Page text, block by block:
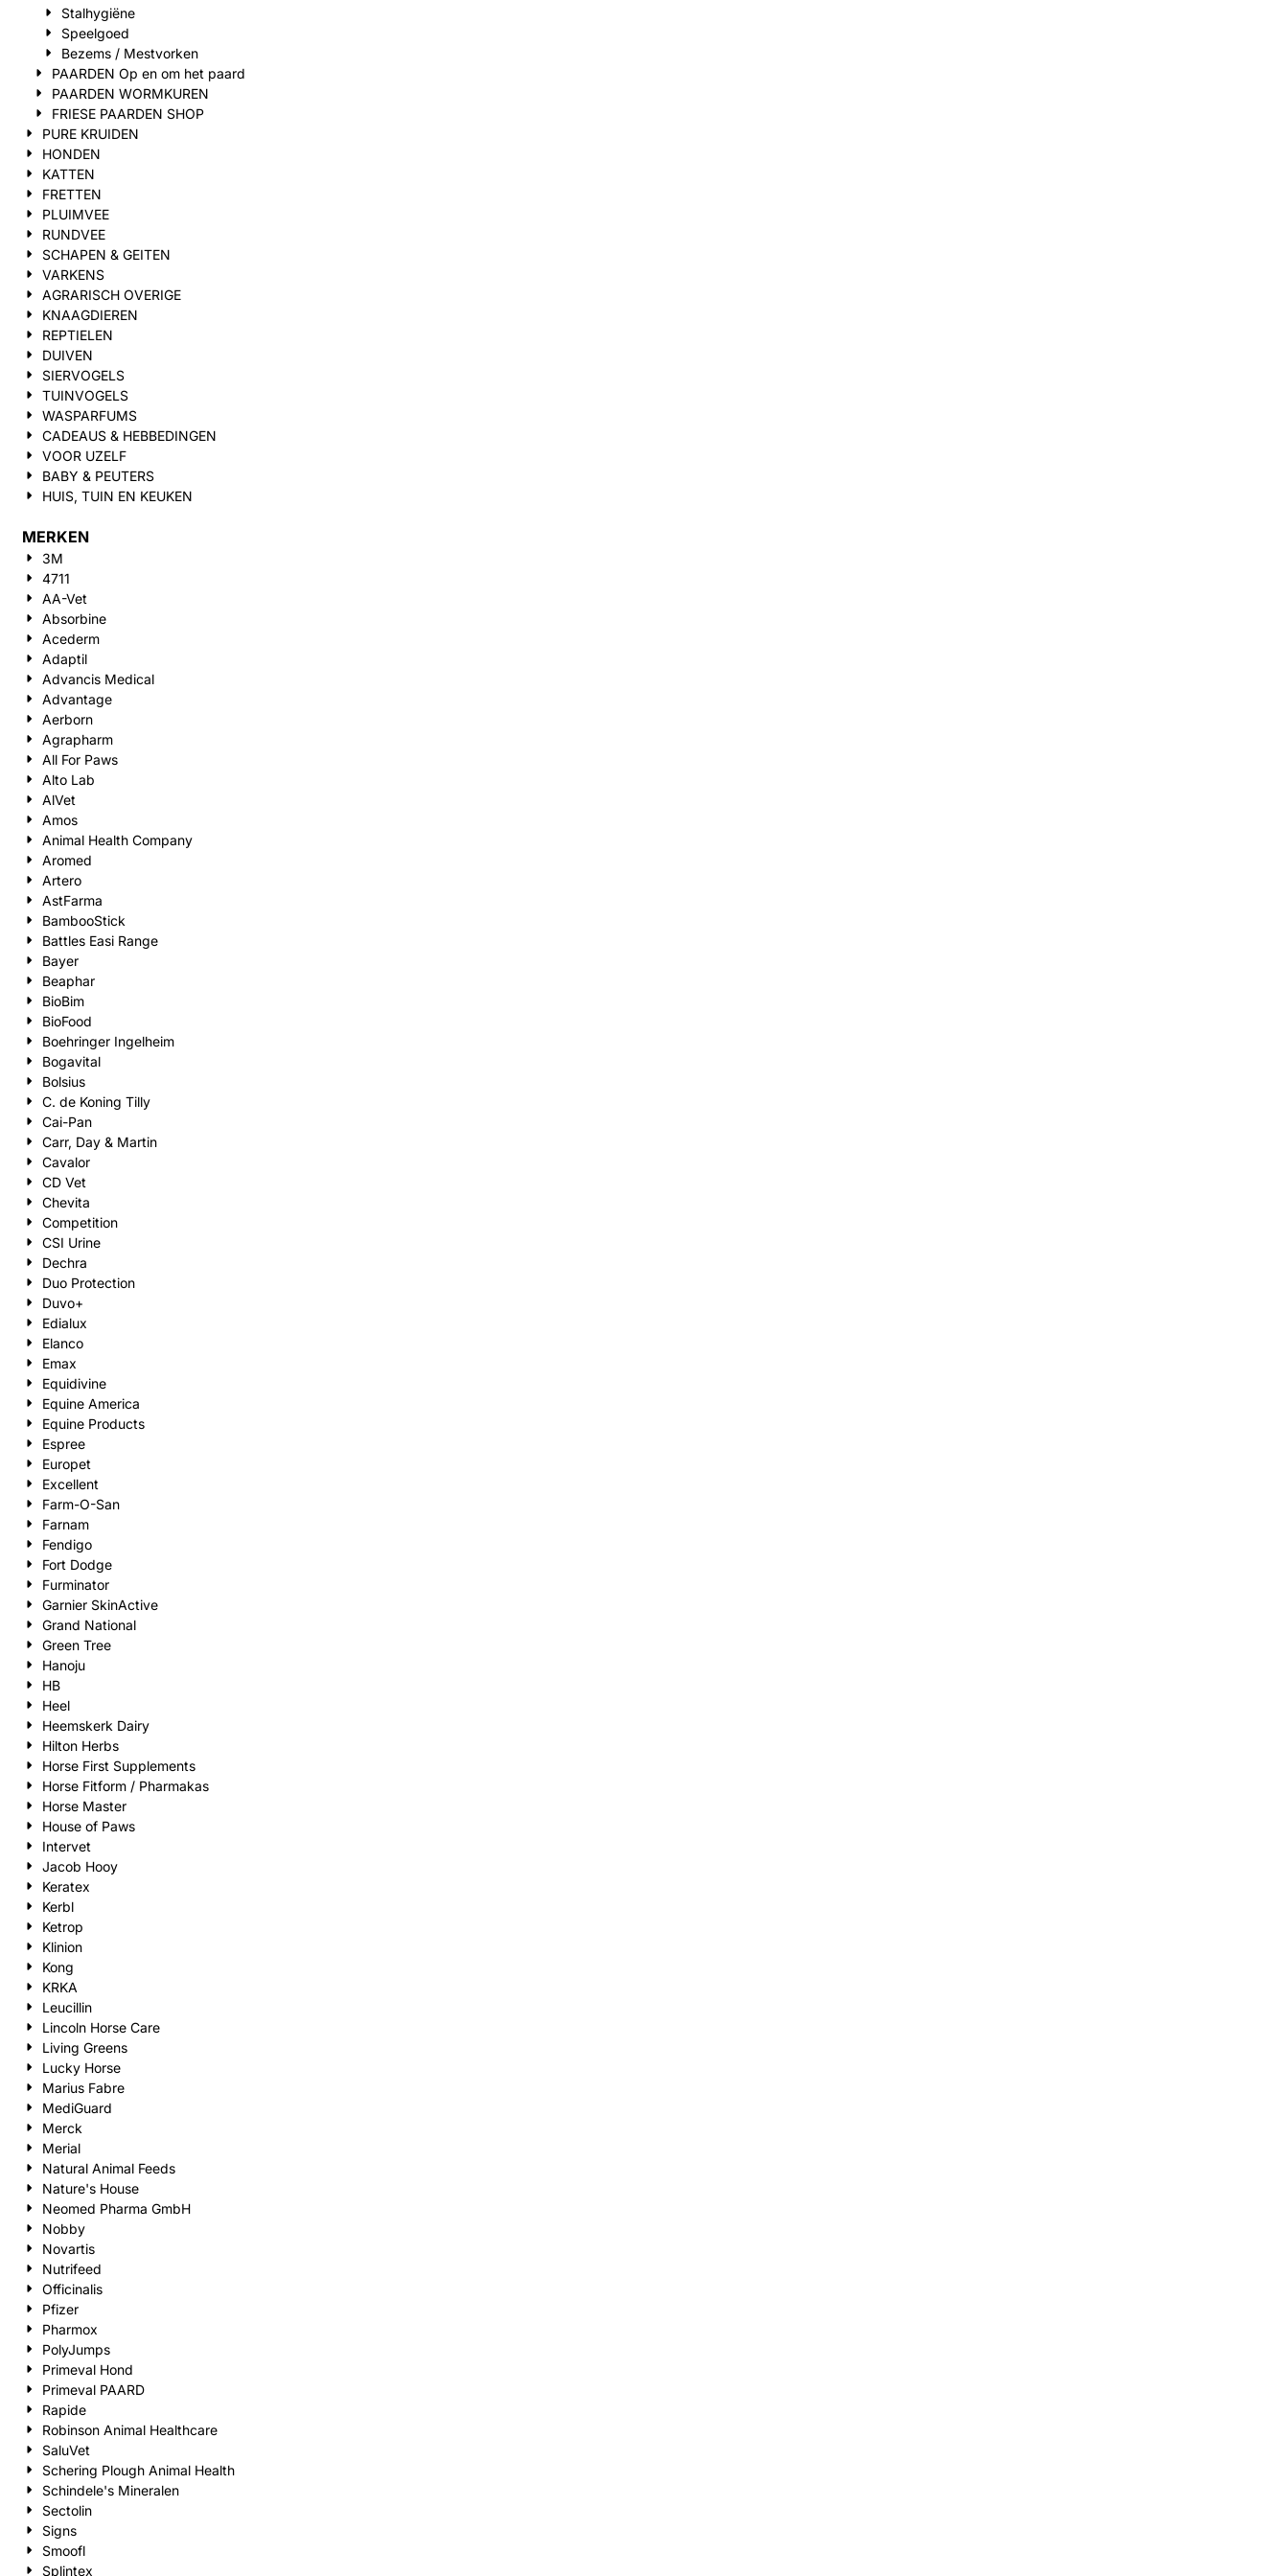
Stalhygiëne
Speelgoed
Bezems / Mestvorken
PAARDEN Op en om het paard
PAARDEN WORMKUREN
FRIESE PAARDEN SHOP
PURE KRUIDEN
HONDEN
KATTEN
FRETTEN
PLUIMVEE
RUNDVEE
SCHAPEN & GEITEN
VARKENS
AGRARISCH OVERIGE
KNAAGDIEREN
REPTIELEN
DUIVEN
SIERVOGELS
TUINVOGELS
WASPARFUMS
CADEAUS & HEBBEDINGEN
VOOR UZELF
BABY & PEUTERS
HUIS, TUIN EN KEUKEN
MERKEN
3M
4711
AA-Vet
Absorbine
Acederm
Adaptil
Advancis Medical
Advantage
Aerborn
Agrapharm
All For Paws
Alto Lab
AlVet
Amos
Animal Health Company
Aromed
Artero
AstFarma
BambooStick
Battles Easi Range
Bayer
Beaphar
BioBim
BioFood
Boehringer Ingelheim
Bogavital
Bolsius
C. de Koning Tilly
Cai-Pan
Carr, Day & Martin
Cavalor
CD Vet
Chevita
Competition
CSI Urine
Dechra
Duo Protection
Duvo+
Edialux
Elanco
Emax
Equidivine
Equine America
Equine Products
Espree
Europet
Excellent
Farm-O-San
Farnam
Fendigo
Fort Dodge
Furminator
Garnier SkinActive
Grand National
Green Tree
Hanoju
HB
Heel
Heemskerk Dairy
Hilton Herbs
Horse First Supplements
Horse Fitform / Pharmakas
Horse Master
House of Paws
Intervet
Jacob Hooy
Keratex
Kerbl
Ketrop
Klinion
Kong
KRKA
Leucillin
Lincoln Horse Care
Living Greens
Lucky Horse
Marius Fabre
MediGuard
Merck
Merial
Natural Animal Feeds
Nature's House
Neomed Pharma GmbH
Nobby
Novartis
Nutrifeed
Officinalis
Pfizer
Pharmox
PolyJumps
Primeval Hond
Primeval PAARD
Rapide
Robinson Animal Healthcare
SaluVet
Schering Plough Animal Health
Schindele's Mineralen
Sectolin
Signs
Smoofl
Splintex